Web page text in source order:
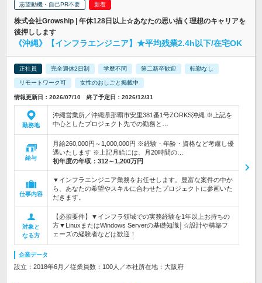
志望動機・自己PR不要
株式会社Growship | 年休128日以上☆あなたの思い描く理想のキャリアを
後押しします
《沖縄》【インフラエンジニア】★平均残業2.4h以下/在宅OK
正社員 完全週休2日制 学歴不問 第二新卒歓迎 転勤なし
リモートワーク可 女性のおしごと掲載中
情報更新日：2026/07/10 終了予定日：2026/12/31
勤務地
沖縄営業所／沖縄県那覇市安里381番1号ZORKS沖縄 ※上記を
中心としたプロジェクト先での勤務と…
給与
月給260,000円～1,000,000円 ※経験・年齢・資格など考慮し優
遇いたします ※上記月給には、月20時間の…
初年度の年収： 312～1,200万円
仕事内容
▼インフラエンジニア業務をお任せします。豊富な案件の中か
ら、あなたの希望やスキルに合わせたプロジェクトに参画いた
だきます。
対象と
なる方
【必須要件】▼インフラ領域での実務経験を1年以上お持ちの
方▼LinuxまたはWindows Serverの基礎知識│☆設計や構築フ
ェーズの経験者などは歓迎！
企業データ
設立：2018年6月／従業員数：100人／本社所在地：大阪府